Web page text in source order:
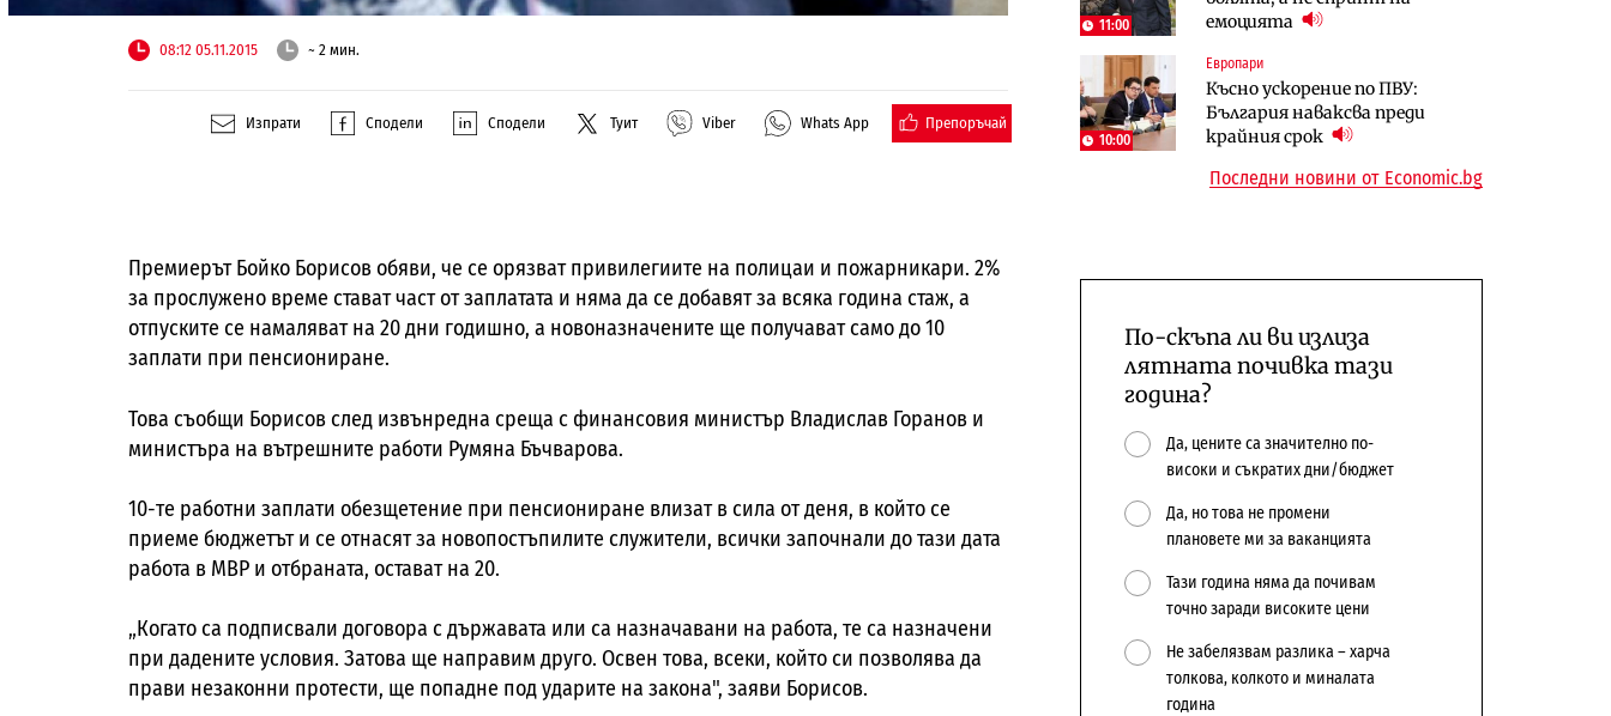
08:12 05.11.2015 ~ 2 мин.
Изпрати Сподели Сподели Туит Viber Whats App Препоръчай
Премиерът Бойко Борисов обяви, че се орязват привилегиите на полицаи и пожарникари. 2%
за прослужено време стават част от заплатата и няма да се добавят за всяка година стаж, а
отпуските се намаляват на 20 дни годишно, а новоназначените ще получават само до 10
заплати при пенсиониране.
Това съобщи Борисов след извънредна среща с финансовия министър Владислав Горанов и
министъра на вътрешните работи Румяна Бъчварова.
10-те работни заплaти обезщетение при пенсиониране влизат в сила от деня, в който се
приеме бюджетът и се отнасят за новопостъпилите служители, всички започнали до тази дата
работа в МВР и отбраната, остават на 20.
„Когато са подписвали договора с държавата или са назначавани на работа, те са назначени
при дадените условия. Затова ще направим друго. Освен това, всеки, който си позволява да
прави незаконни протести, ще попадне под ударите на закона", заяви Борисов.
11:00
емоцията
10:00
Европари
Късно ускорение по ПВУ:
България наваксва преди
крайния срок
сушата продължи
Енергетика
Държавният ТЕЦ „Марица
изток 2“ работи с 5 блока
предстои?
Компании
„Ендуросат“ ще строи огромен
космически и отбранителен
център в Доброславци
Последни новини от Economic.bg
По-скъпа ли ви излиза
лятната почивка тази
година?
Да, цените са значително по-
високи и съкратих дни/бюджет
Да, но това не промени
плановете ми за ваканцията
Тази година няма да почивам
точно заради високите цени
Не забелязвам разлика – харча
толкова, колкото и миналата
година